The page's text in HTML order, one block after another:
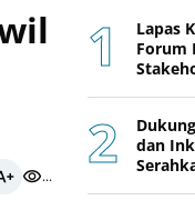
...
Lapas
Forum
dan